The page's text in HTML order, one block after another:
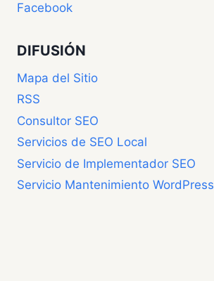
Facebook
DIFUSIÓN
Mapa del Sitio
RSS
Consultor SEO
Servicios de SEO Local
Servicio de Implementador SEO
Servicio Mantenimiento WordPress